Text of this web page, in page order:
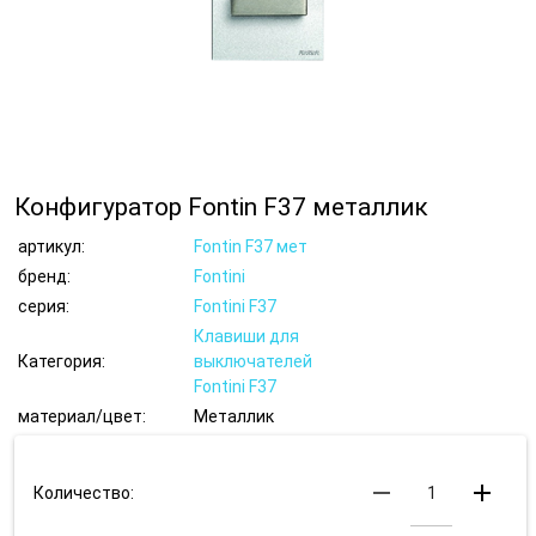
Конфигуратор Fontin F37 металлик
артикул:
Fontin F37 мет
бренд:
Fontini
серия:
Fontini F37
Категория:
Клавиши для
выключателей
Fontini F37
материал/цвет:
Металлик
Количество: remove add